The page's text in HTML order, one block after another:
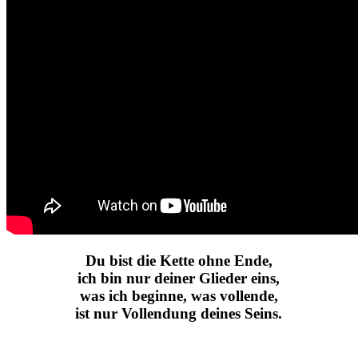
Du bist die Kette ohne Ende,
ich bin nur deiner Glieder eins,
was ich beginne, was vollende,
ist nur Vollendung deines Seins.